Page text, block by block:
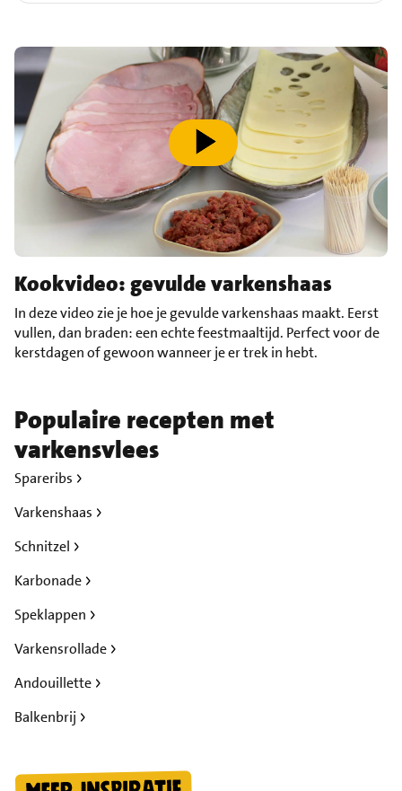
speel video af
Kookvideo: gevulde varkenshaas
In deze video zie je hoe je gevulde varkenshaas maakt. Eerst
vullen, dan braden: een echte feestmaaltijd. Perfect voor de
kerstdagen of gewoon wanneer je er trek in hebt.
Populaire recepten met
varkensvlees
Spareribs
Varkenshaas
Schnitzel
Karbonade
Speklappen
Varkensrollade
Andouillette
Balkenbrij